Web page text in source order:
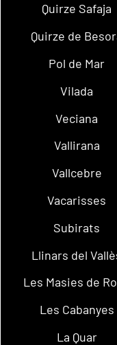
Quirze Safaja
Quirze de
Pol de Mar
Vilada
Veciana
Vallirana
Vallcebre
Vacarisses
Subirats
Llinars del
Les Masies de
Les Cabanyes
La Quar